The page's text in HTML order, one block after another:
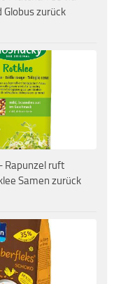
Globus zurück
Rapunzel ruft
Samen zurück